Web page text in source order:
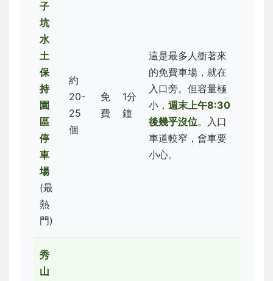
子
坑
水
土
保
持
園
區
停
車
場
(最
熱
門)
約
20-
25
個
免
費
1分
鐘
這是最多人衝著來
的免費車場，就在
入口旁。但容量極
小， 週末上午8:30
後幾乎沒位。入口
車道較窄，會車要
小心。
秀
山